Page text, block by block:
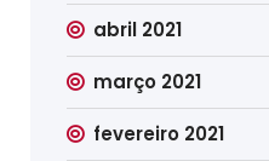
abril 2021
março 2021
fevereiro 2021